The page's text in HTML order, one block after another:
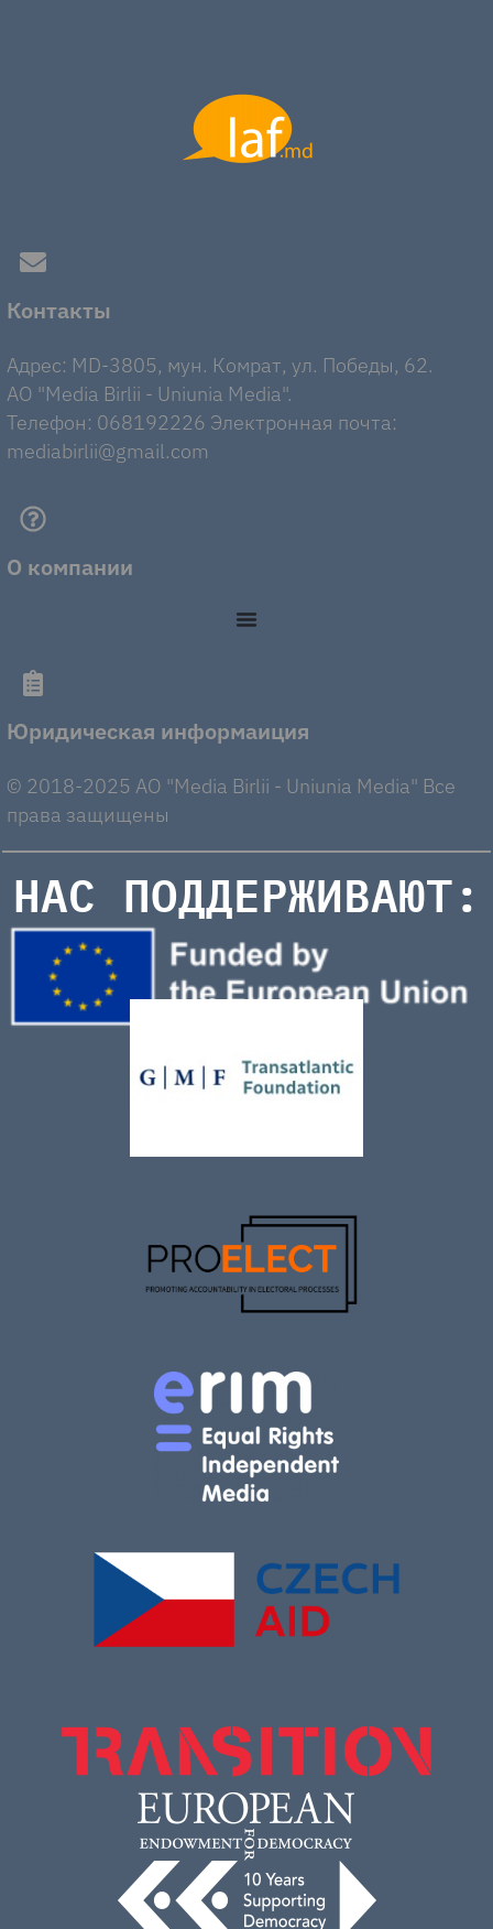
Контакты
Адрес: MD-3805, мун. Комрат, ул. Победы, 62.
AO "Media Birlii - Uniunia Media".
Телефон: 068192226 Электронная почта:
mediabirlii@gmail.com
О компании
Юридическая информаиция
© 2018-2025 AO "Media Birlii - Uniunia Media" Все
права защищены
НАС ПОДДЕРЖИВАЮТ: